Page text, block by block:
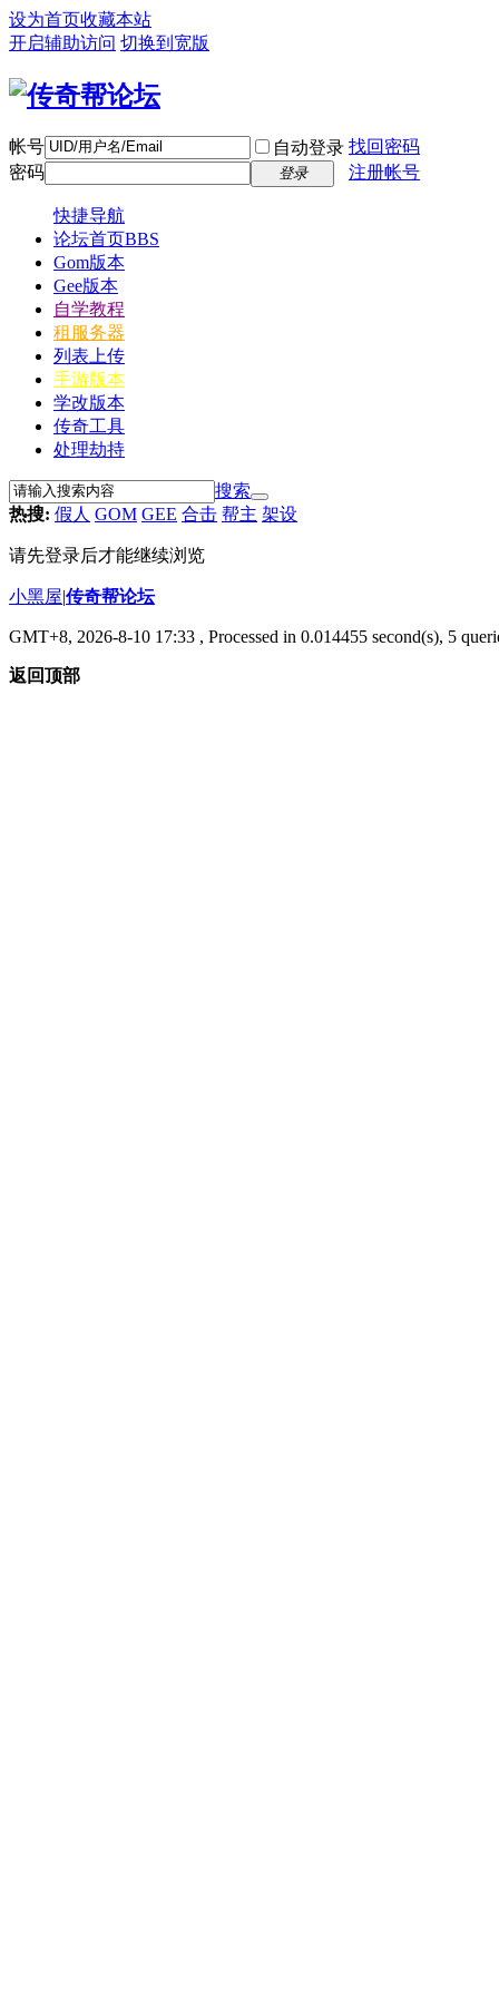
设为首页收藏本站
开启辅助访问 切换到宽版
帐号 自动登录 找回密码
密码
登录 注册帐号
快捷导航
论坛首页BBS
Gom版本
Gee版本
自学教程
租服务器
列表上传
手游版本
学改版本
传奇工具
处理劫持
搜索
热搜: 假人 GOM GEE 合击 帮主 架设
请先登录后才能继续浏览
小黑屋|传奇帮论坛
GMT+8, 2026-8-10 17:33 , Processed in 0.014455 second(s), 5
返回顶部